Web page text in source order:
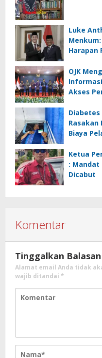
Luke
Harapan
OJK
Akses
Diabetes
Rasakan
Biaya
Ketua
: Mandat
Dicabut
Komentar
Tinggalkan Balasan
Alamat email Anda tidak
wajib ditandai *